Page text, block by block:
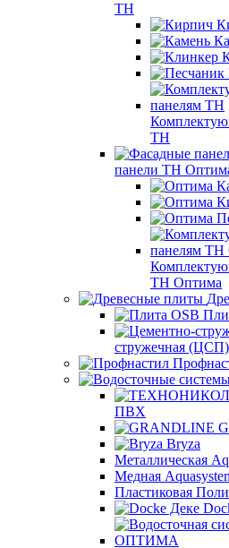
ТН
ТН
панели ТН
ТН Оптима
стружечная (ЦСП)
ПВХ
Bryza
Металлическая
Медная
Пластиковая